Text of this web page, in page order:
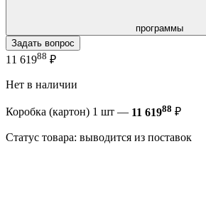
программы
Задать вопрос
11 61988 ₽
Нет в наличии
Коробка (картон) 1 шт — 11 61988 ₽
Статус товара: выводится из поставок